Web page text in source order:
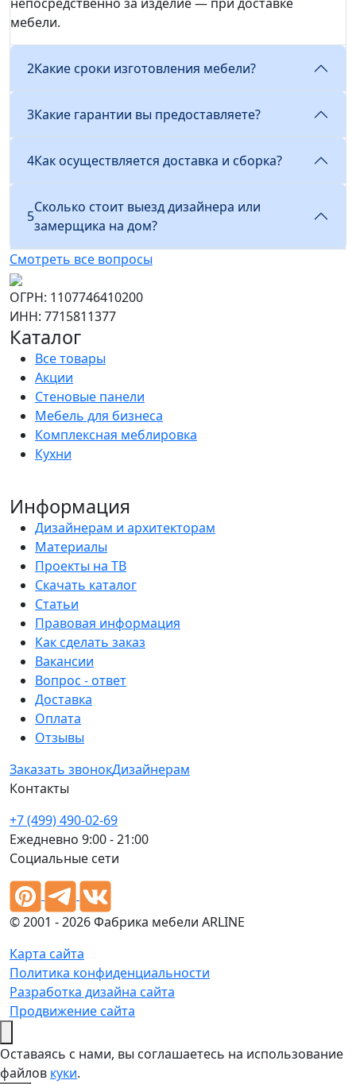
мебели.
2Какие сроки изготовления мебели?
3Какие гарантии вы предоставляете?
4Как осуществляется доставка и сборка?
5
Сколько стоит выезд дизайнера или
замерщика на дом?
Смотреть все вопросы
ОГРН: 1107746410200
ИНН: 7715811377
Каталог
Все товары
Акции
Стеновые панели
Мебель для бизнеса
Комплексная меблировка
Кухни
Информация
Дизайнерам и архитекторам
Материалы
Проекты на ТВ
Скачать каталог
Статьи
Правовая информация
Как сделать заказ
Вакансии
Вопрос - ответ
Доставка
Оплата
Отзывы
Заказать звонокДизайнерам
Контакты
+7 (499) 490-02-69
Ежедневно 9:00 - 21:00
Социальные сети
© 2001 - 2026 Фабрика мебели ARLINE
Карта сайта
Политика конфиденциальности
Разработка дизайна сайта
Продвижение сайта
Оставаясь с нами, вы соглашаетесь на использование
файлов куки.